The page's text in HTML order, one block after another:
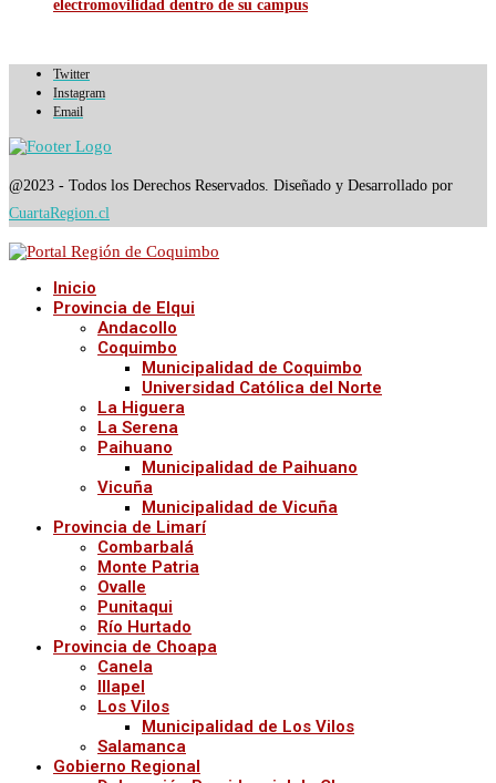
electromovilidad dentro de su campus
Twitter
Instagram
Email
@2023 - Todos los Derechos Reservados. Diseñado y Desarrollado por
CuartaRegion.cl
Inicio
Provincia de Elqui
Andacollo
Coquimbo
Municipalidad de Coquimbo
Universidad Católica del Norte
La Higuera
La Serena
Paihuano
Municipalidad de Paihuano
Vicuña
Municipalidad de Vicuña
Provincia de Limarí
Combarbalá
Monte Patria
Ovalle
Punitaqui
Río Hurtado
Provincia de Choapa
Canela
Illapel
Los Vilos
Municipalidad de Los Vilos
Salamanca
Gobierno Regional